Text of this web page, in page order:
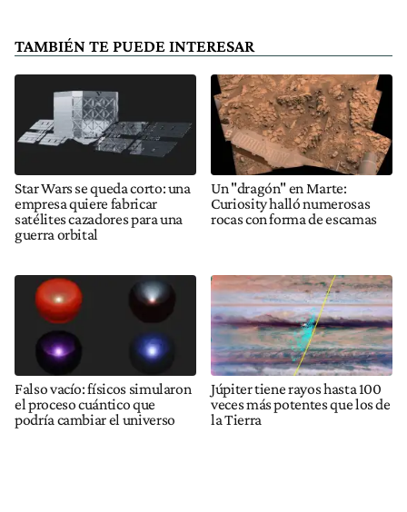
TAMBIÉN TE PUEDE INTERESAR
Star Wars se queda corto: una
empresa quiere fabricar
satélites cazadores para una
guerra orbital
Un "dragón" en Marte:
Curiosity halló numerosas
rocas con forma de escamas
Falso vacío: físicos simularon
el proceso cuántico que
podría cambiar el universo
Júpiter tiene rayos hasta 100
veces más potentes que los de
la Tierra